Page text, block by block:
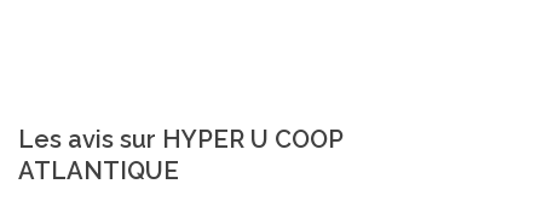
Les avis sur HYPER U COOP
ATLANTIQUE